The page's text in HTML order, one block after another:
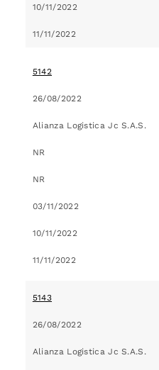
10/11/2022
11/11/2022
5142
26/08/2022
Alianza Logistica Jc S.A.S.
NR
NR
03/11/2022
10/11/2022
11/11/2022
5143
26/08/2022
Alianza Logistica Jc S.A.S.